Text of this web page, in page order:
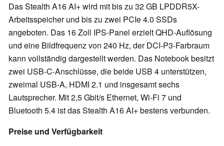
Das Stealth A16 AI+ wird mit bis zu 32 GB LPDDR5X-
Arbeitsspeicher und bis zu zwei PCIe 4.0 SSDs
angeboten. Das 16 Zoll IPS-Panel erzielt QHD-Auflösung
und eine Bildfrequenz von 240 Hz, der DCI-P3-Farbraum
kann vollständig dargestellt werden. Das Notebook besitzt
zwei USB-C-Anschlüsse, die beide USB 4 unterstützen,
zweimal USB-A, HDMI 2.1 und insgesamt sechs
Lautsprecher. Mit 2,5 Gbit/s Ethernet, Wi-Fi 7 und
Bluetooth 5.4 ist das Stealth A16 AI+ bestens verbunden.
Preise und Verfügbarkeit